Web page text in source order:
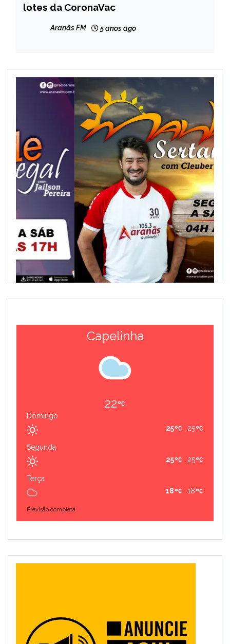
NOTÍCIAS
lotes da CoronaVac
Aranãs FM 5 anos ago
Capelinha
22
Domingo
25
25
Segunda
25
25
Terça
18
18
Previsão completa